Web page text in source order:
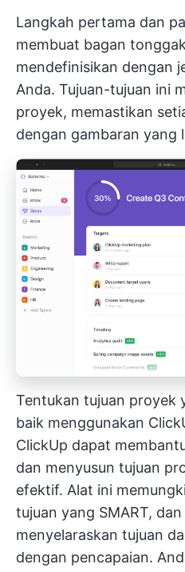
Langkah pertama dan
membuat bagan
mendefinisikan dengan
Anda. Tujuan-tujuan ini
proyek, memastikan
dengan gambaran yang
Tentukan tujuan proyek
baik menggunakan
ClickUp dapat
dan menyusun tujuan
efektif. Alat ini
tujuan yang SMART,
menyelaraskan tujuan
dengan pencapaian.